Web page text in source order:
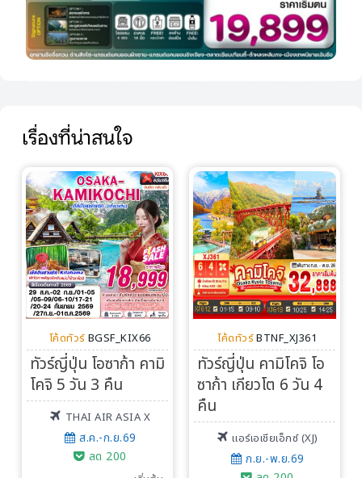
เรื่องที่น่าสนใจ
โค้ดทัวร์ BGSF_KIX66
ทัวร์ญี่ปุ่น โอซาก้า คามิ
โคจิ 5 วัน 3 คืน
THAI AIR ASIA X
ส.ค.-ก.ย.69
ลด 200
โค้ดทัวร์ BTNF_XJ361
ทัวร์ญี่ปุ่น คามิโคจิ โอ
ซาก้า เกียวโต 6 วัน 4
คืน
แอร์เอเชียเอ็กซ์ (XJ)
ก.ย.-พ.ย.69